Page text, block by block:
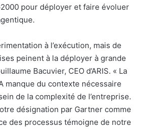
pour déployer et faire évoluer
à l’exécution, mais de
peinent à la déployer à grande
Bacuvier, CEO d’ARIS. « La
manque du contexte nécessaire
de la complexité de l’entreprise.
désignation par Gartner comme
des processus témoigne de notre